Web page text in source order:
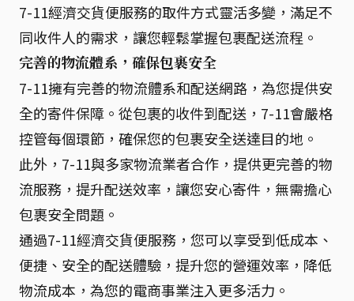
7-11經濟交貨便服務的取件方式靈活多變，滿足不
同收件人的需求，讓您輕鬆掌握包裹配送流程。
完善的物流體系，確保包裹安全
7-11擁有完善的物流體系和配送網路，為您提供安
全的寄件保障。從包裹的收件到配送，7-11會嚴格
控管每個環節，確保您的包裹安全送達目的地。
此外，7-11與多家物流業者合作，提供更完善的物
流服務，提升配送效率，讓您安心寄件，無需擔心
包裹安全問題。
通過7-11經濟交貨便服務，您可以享受到低成本、
便捷、安全的配送體驗，提升您的營運效率，降低
物流成本，為您的電商事業注入更多活力。